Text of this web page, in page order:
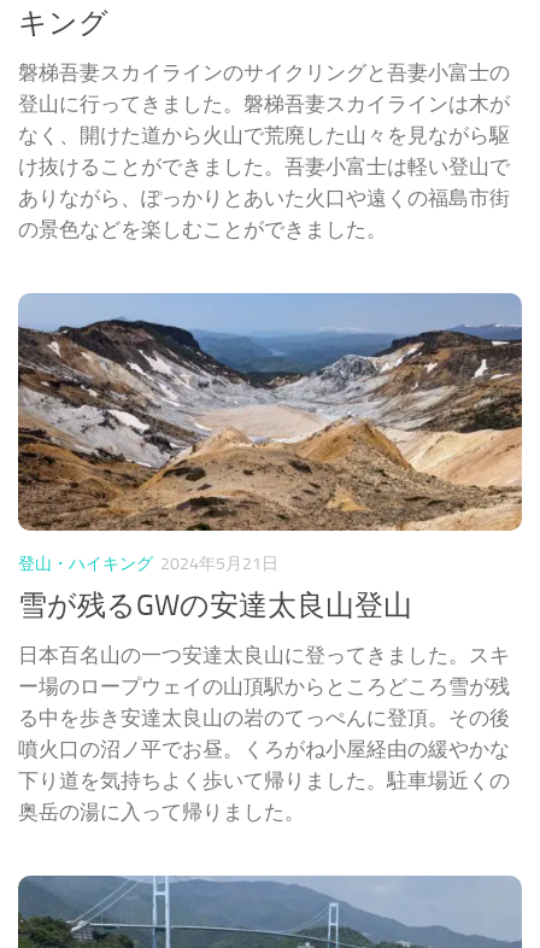
キング
磐梯吾妻スカイラインのサイクリングと吾妻小富士の
登山に行ってきました。磐梯吾妻スカイラインは木が
なく、開けた道から火山で荒廃した山々を見ながら駆
け抜けることができました。吾妻小富士は軽い登山で
ありながら、ぽっかりとあいた火口や遠くの福島市街
の景色などを楽しむことができました。
登山・ハイキング 2024年5月21日
雪が残るGWの安達太良山登山
日本百名山の一つ安達太良山に登ってきました。スキ
ー場のロープウェイの山頂駅からところどころ雪が残
る中を歩き安達太良山の岩のてっぺんに登頂。その後
噴火口の沼ノ平でお昼。くろがね小屋経由の緩やかな
下り道を気持ちよく歩いて帰りました。駐車場近くの
奥岳の湯に入って帰りました。